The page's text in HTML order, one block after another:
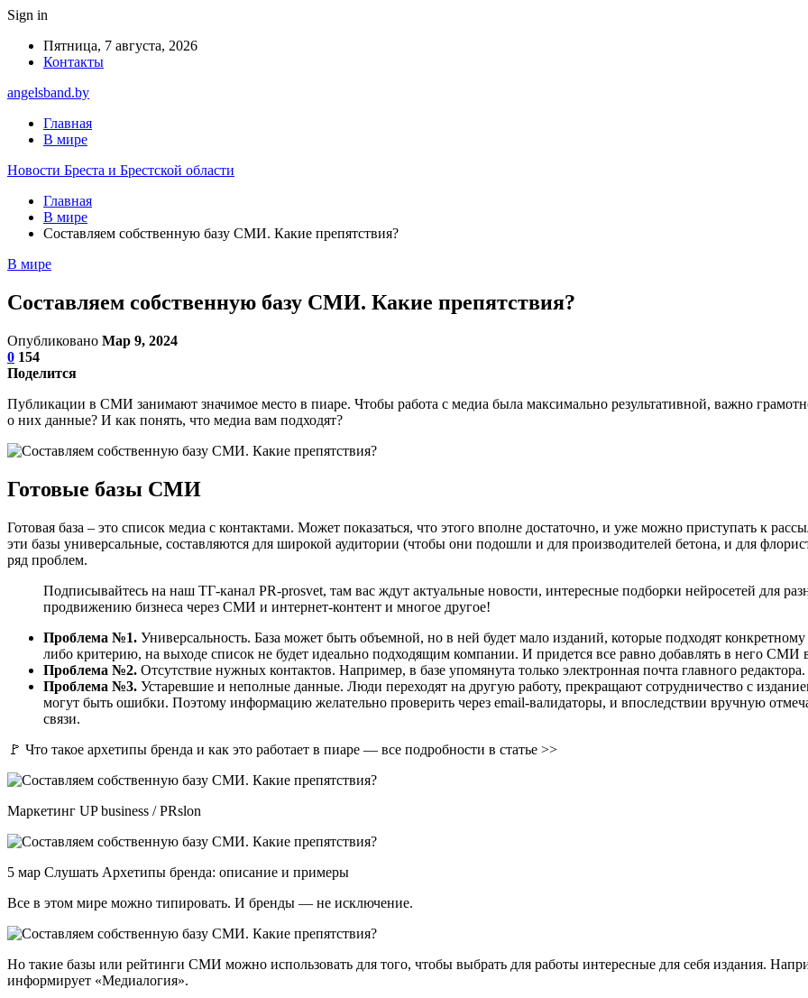
Sign in
Пятница, 7 августа, 2026
Контакты
angelsband.by
Главная
В мире
Новости Бреста и Брестской области
Главная
В мире
Составляем собственную базу СМИ. Какие препятствия?
В мире
Составляем собственную базу СМИ. Какие препятствия?
Опубликовано Мар 9, 2024
0 154
Поделится
Публикации в СМИ занимают значимое место в пиаре. Чтобы работа с медиа была максимально результативной, важно
о них данные? И как понять, что медиа вам подходят?
Готовые базы СМИ
Готовая база – это список медиа с контактами. Может показаться, что этого вполне достаточно, и уже можно приступать к
эти базы универсальные, составляются для широкой аудитории (чтобы они подошли и для производителей бетона, и для
ряд проблем.
Подписывайтесь на наш ТГ-канал PR-prosvet, там вас ждут актуальные новости, интересные подборки нейросетей для
продвижению бизнеса через СМИ и интернет-контент и многое другое!
Проблема №1. Универсальность. База может быть объемной, но в ней будет мало изданий, которые подходят
либо критерию, на выходе список не будет идеально подходящим компании. И придется все равно добавлять в него СМИ
Проблема №2. Отсутствие нужных контактов. Например, в базе упомянута только электронная почта главного
Проблема №3. Устаревшие и неполные данные. Люди переходят на другую работу, прекращают сотрудничество с
могут быть ошибки. Поэтому информацию желательно проверить через email-валидаторы, и впоследствии вручную
связи.
🚩 Что такое архетипы бренда и как это работает в пиаре — все подробности в статье >>
Маркетинг UP business / PRslon
5 мар Слушать Архетипы бренда: описание и примеры
Все в этом мире можно типировать. И бренды — не исключение.
Но такие базы или рейтинги СМИ можно использовать для того, чтобы выбрать для работы интересные для себя издания.
информирует «Медиалогия».